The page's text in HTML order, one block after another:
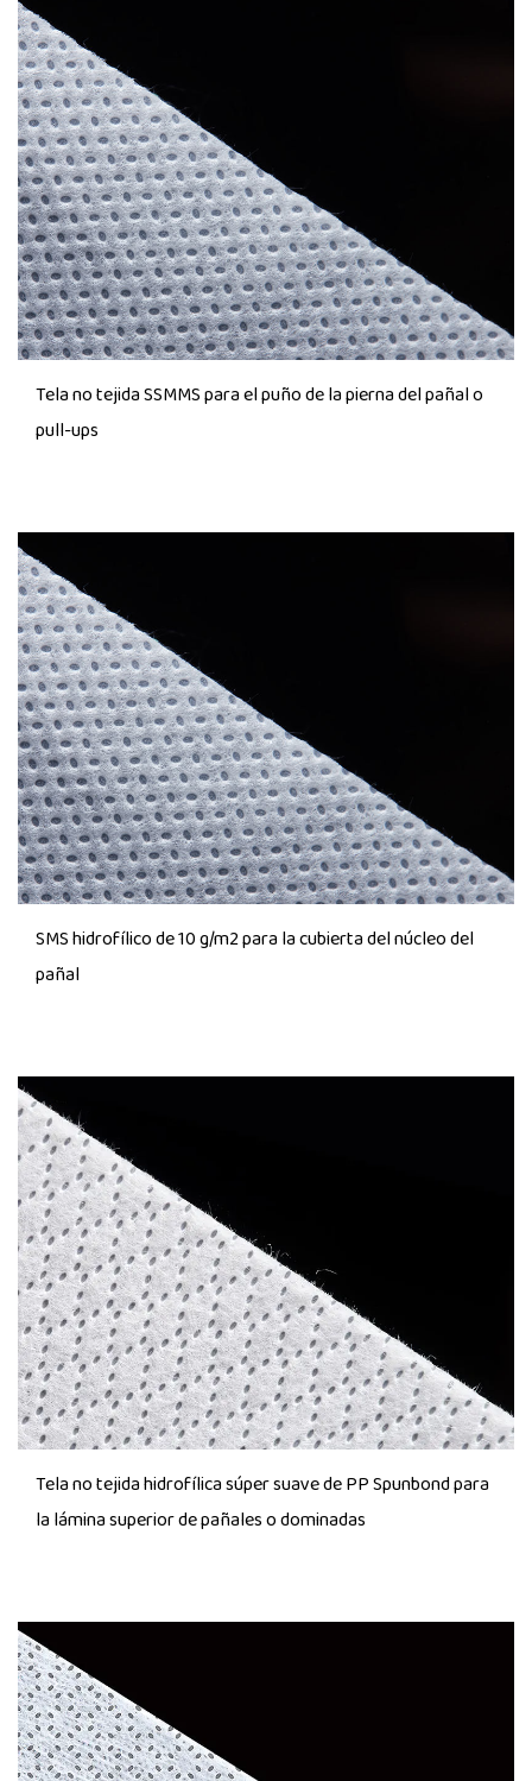
Tela no tejida SSMMS para el puño de la pierna del pañal o
pull-ups
SMS hidrofílico de 10 g/m2 para la cubierta del núcleo del
pañal
Tela no tejida hidrofílica súper suave de PP Spunbond para
la lámina superior de pañales o dominadas